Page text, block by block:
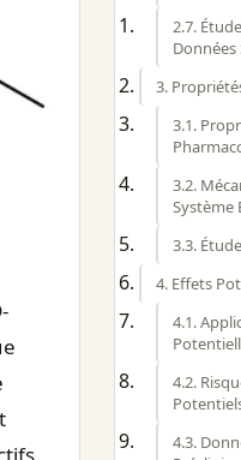
2.7.
3.
3.1.
3.2.
Système
3.3.
4. Effets
4.1.
4.2.
4.3.